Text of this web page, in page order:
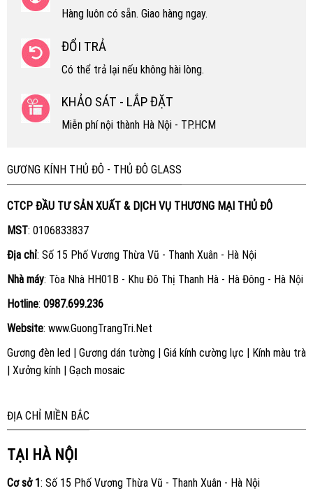
Hàng luôn có sẵn. Giao hàng ngay.
ĐỔI TRẢ
Có thể trả lại nếu không hài lòng.
KHẢO SÁT - LẮP ĐẶT
Miễn phí nội thành Hà Nội - TP.HCM
GƯƠNG KÍNH THỦ ĐÔ - THỦ ĐÔ GLASS
CTCP ĐẦU TƯ SẢN XUẤT & DỊCH VỤ THƯƠNG MẠI THỦ ĐÔ
MST: 0106833837
Địa chỉ: Số 15 Phố Vương Thừa Vũ - Thanh Xuân - Hà Nội
Nhà máy: Tòa Nhà HH01B - Khu Đô Thị Thanh Hà - Hà Đông - Hà Nội
Hotline: 0987.699.236
Website: www.GuongTrangTri.Net
Gương đèn led| Gương dán tường| Giá kính cường lực | Kính màu trà
| Xưởng kính| Gạch mosaic
ĐỊA CHỈ MIỀN BẮC
TẠI HÀ NỘI
Cơ sở 1 : Số 15 Phố Vương Thừa Vũ - Thanh Xuân - Hà Nội